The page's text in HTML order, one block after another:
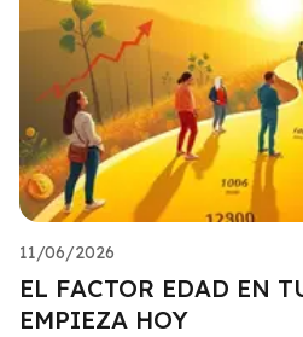
11/06/2026
EL FACTOR EDAD EN
EMPIEZA HOY